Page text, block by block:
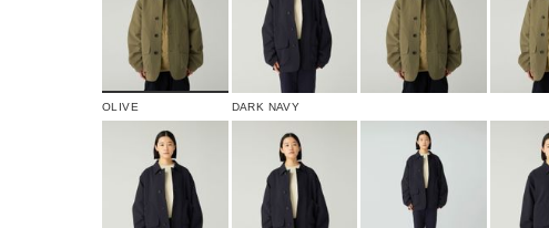
OLIVE DARK NAVY